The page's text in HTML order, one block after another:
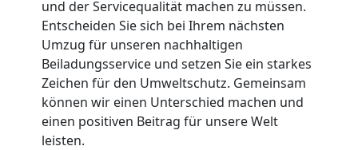
und der Servicequalität machen zu müssen.
Entscheiden Sie sich bei Ihrem nächsten
Umzug für unseren nachhaltigen
Beiladungsservice und setzen Sie ein starkes
Zeichen für den Umweltschutz. Gemeinsam
können wir einen Unterschied machen und
einen positiven Beitrag für unsere Welt
leisten.
Neustadt
Privatumzug
Wiener